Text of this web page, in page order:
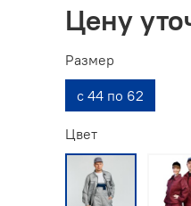
Цену
Размер
с 44 по 62
Цвет